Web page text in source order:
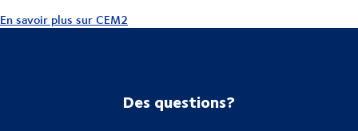
En savoir plus sur CEM2
Des questions?